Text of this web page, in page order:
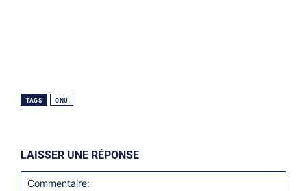
TAGS ONU
LAISSER UNE RÉPONSE